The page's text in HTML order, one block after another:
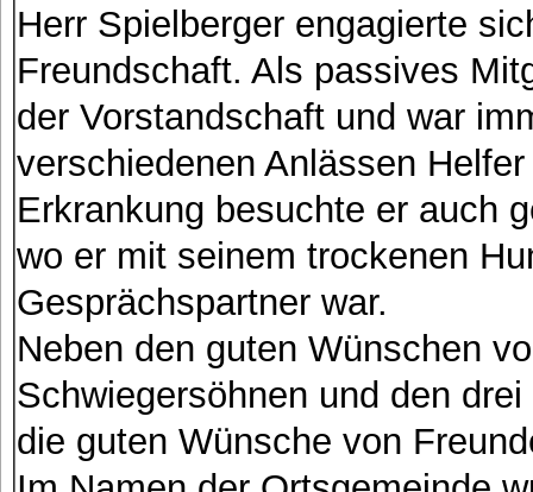
Herr Spielberger engagierte
Freundschaft. Als passives
der Vorstandschaft und war
verschiedenen Anlässen
Erkrankung besuchte er auch
wo er mit seinem trockenen
Gesprächspartner war.
Neben den guten Wünschen
Schwiegersöhnen und den
die guten Wünsche von